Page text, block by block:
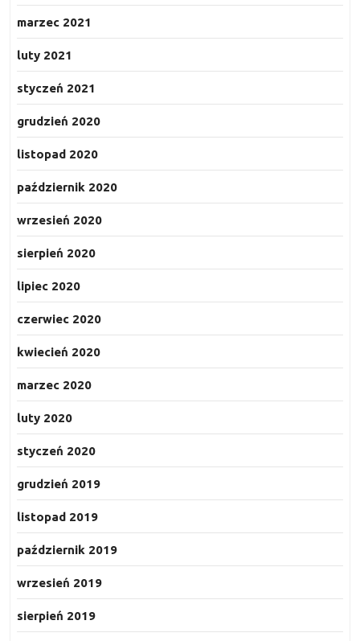
marzec 2021
luty 2021
styczeń 2021
grudzień 2020
listopad 2020
październik 2020
wrzesień 2020
sierpień 2020
lipiec 2020
czerwiec 2020
kwiecień 2020
marzec 2020
luty 2020
styczeń 2020
grudzień 2019
listopad 2019
październik 2019
wrzesień 2019
sierpień 2019